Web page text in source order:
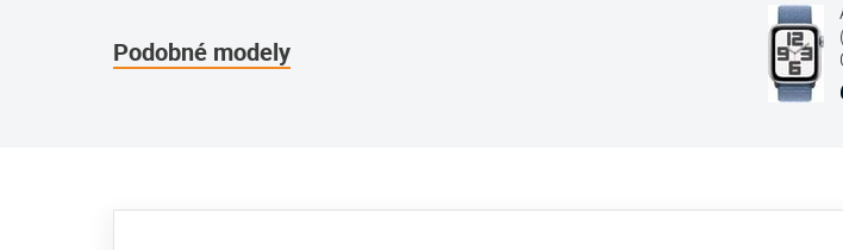
Podobné modely